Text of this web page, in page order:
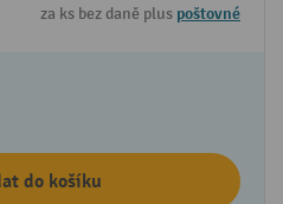
za ks bez daně plus poštovné
do košíku